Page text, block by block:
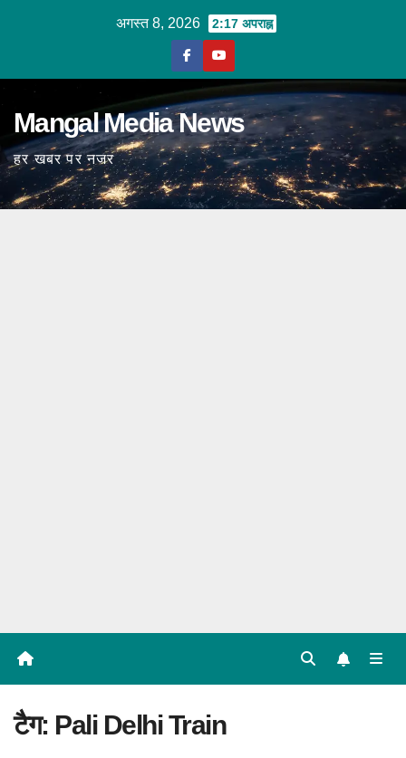
अगस्त 8, 2026 2:17 अपराह्न
Mangal Media News
हर खबर पर नजर
टैग: Pali Delhi Train